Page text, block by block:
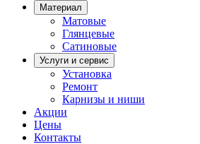
Материал
Матовые
Глянцевые
Сатиновые
Услуги и сервис
Установка
Ремонт
Карнизы и ниши
Акции
Цены
Контакты